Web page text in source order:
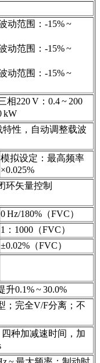
动范围：-15% ~
动范围：-15% ~
动范围：-15% ~
相220 V：0.4 ~ 200
kW
特性，自动调整载波
模拟设定：最高频率
×0.025%
环矢量控制
0 Hz/180%（FVC）
1：1000（FVC）
±0.02%（FVC）
0.1% ~ 30.0%
；完全V/F分离；不
种加减速时间，加